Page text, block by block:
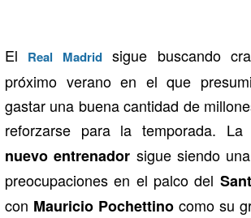
El Real Madridsigue buscando
próximo verano en el que
gastar una buena cantidad de
reforzarse para la temporada. La
nuevo entrenador sigue siendo
preocupaciones en el palco del
con Mauricio Pochettino como su